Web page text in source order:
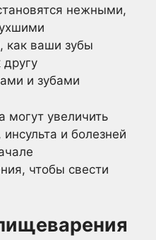
нежными,
как ваши зубы
другу
и зубами
могут увеличить
и болезней
чтобы свести